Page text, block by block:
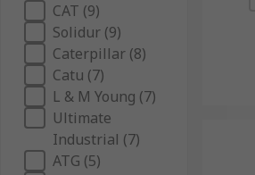
CAT (9)
Solidur (9)
Caterpillar (8)
Catu (7)
L & M Young (7)
Ultimate
Industrial (7)
ATG (5)